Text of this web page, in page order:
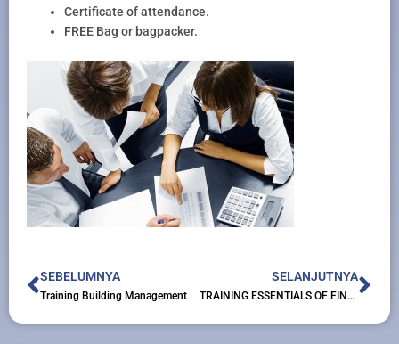
Certificate of attendance.
FREE Bag or bagpacker.
Prev
SEBELUMNYA
Training Building Management
SELANJUTNYA
TRAINING ESSENTIALS OF FINANCE & OPERATION RISK MANAGEMENT